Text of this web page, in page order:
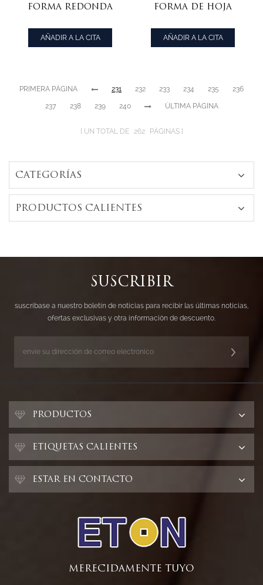
forma redonda
925 discretos
AÑADIR A LA CITA
forma de hoja
925
AÑADIR A LA CITA
PRIMERA PÁGINA 231 232 233 234 235 236
237 238 239 240 ÚLTIMA PÁGINA
UN TOTAL DE 262 PÁGINAS
CATEGORÍAS
PRODUCTOS CALIENTES
SUSCRIBIR
suscríbase a nuestro boletín de noticias para recibir las últimas noticias,
ofertas exclusivas y otra información de descuento.
PRODUCTOS
ETIQUETAS CALIENTES
ESTAR EN CONTACTO
MERECIDAMENTE TUYO